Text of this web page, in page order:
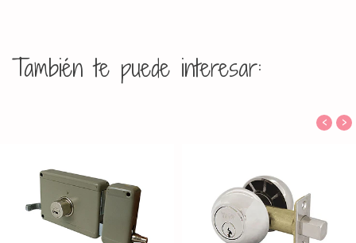
También te puede interesar:
‹ ›